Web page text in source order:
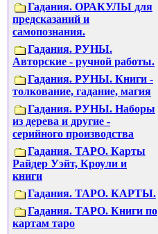
Гадания. ОРАКУЛЫ для
предсказаний и
самопознания.
Гадания. РУНЫ.
Авторские - ручной работы.
Гадания. РУНЫ. Книги -
толкование, гадание, магия
Гадания. РУНЫ. Наборы
из дерева и другие -
серийного производства
Гадания. ТАРО. Карты
Райдер Уэйт, Кроули и
книги
Гадания. ТАРО. КАРТЫ.
Гадания. ТАРО. Книги по
картам таро